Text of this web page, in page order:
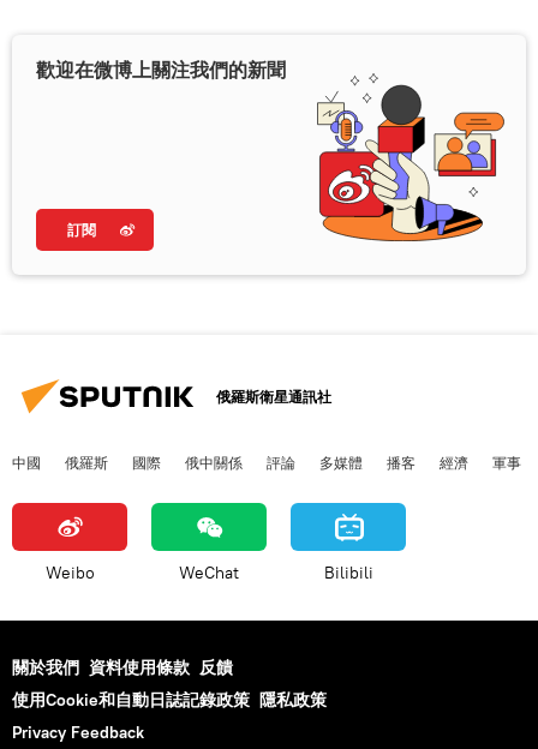
歡迎在微博上關注我們的新聞
訂閱
俄羅斯衛星通訊社
中國 俄羅斯 國際 俄中關係 評論 多媒體 播客 經濟 軍事
Weibo WeChat Bilibili
關於我們 資料使用條款 反饋
使用Cookie和自動日誌記錄政策 隱私政策
Privacy Feedback